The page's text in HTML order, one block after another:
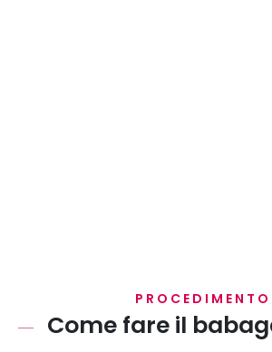
PROCEDIMENTO
Come fare il